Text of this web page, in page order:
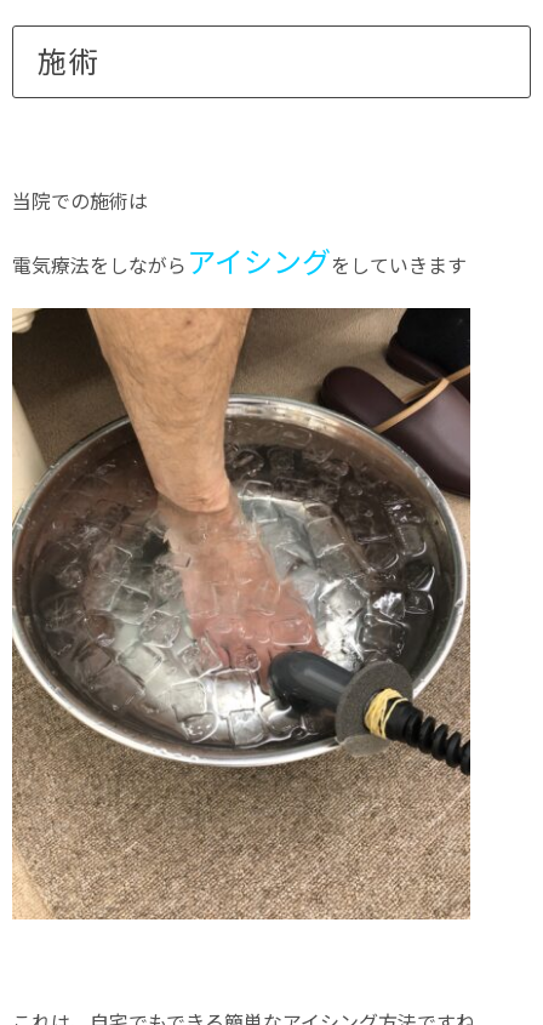
施術
当院での施術は
電気療法をしながら アイシングをしていきます